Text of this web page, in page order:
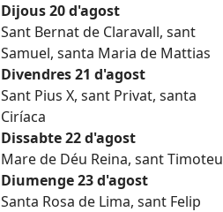
Dijous 20 d'agost
Sant Bernat de Claravall, sant
Samuel, santa Maria de Mattias
Divendres 21 d'agost
Sant Pius X, sant Privat, santa
Ciríaca
Dissabte 22 d'agost
Mare de Déu Reina, sant Timoteu
Diumenge 23 d'agost
Santa Rosa de Lima, sant Felip